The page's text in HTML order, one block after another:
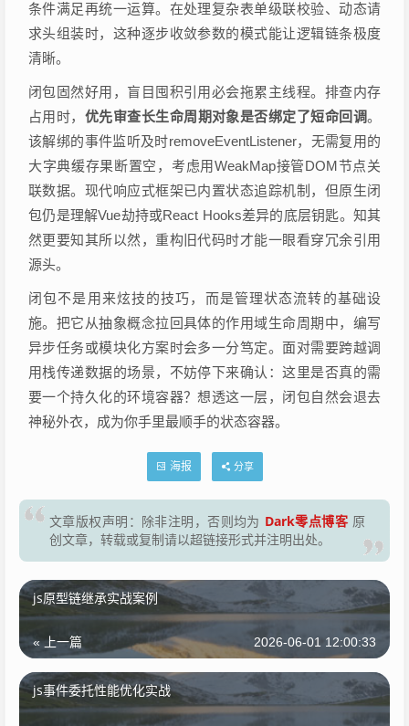
条件满足再统一运算。在处理复杂表单级联校验、动态请
求头组装时，这种逐步收敛参数的模式能让逻辑链条极度
清晰。
闭包固然好用，盲目囤积引用必会拖累主线程。排查内存
占用时， 优先审查长生命周期对象是否绑定了短命回调。
该解绑的事件监听及时removeEventListener，无需复用的
大字典缓存果断置空，考虑用WeakMap接管DOM节点关
联数据。现代响应式框架已内置状态追踪机制，但原生闭
包仍是理解Vue劫持或React Hooks差异的底层钥匙。知其
然更要知其所以然，重构旧代码时才能一眼看穿冗余引用
源头。
闭包不是用来炫技的技巧，而是管理状态流转的基础设
施。把它从抽象概念拉回具体的作用域生命周期中，编写
异步任务或模块化方案时会多一分笃定。面对需要跨越调
用栈传递数据的场景，不妨停下来确认：这里是否真的需
要一个持久化的环境容器？想透这一层，闭包自然会退去
神秘外衣，成为你手里最顺手的状态容器。
海报 分享
文章版权声明：除非注明，否则均为 Dark零点博客 原
创文章，转载或复制请以超链接形式并注明出处。
js原型链继承实战案例
« 上一篇 2026-06-01 12:00:33
js事件委托性能优化实战